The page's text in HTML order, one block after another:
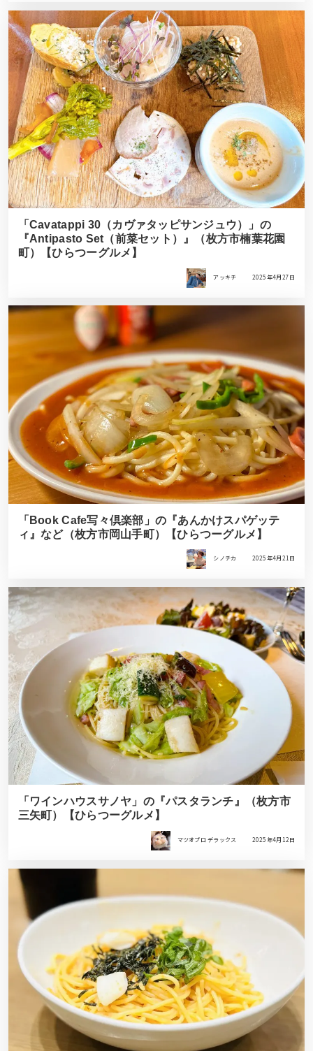
「Cavatappi 30（カヴァタッピサンジュウ）」の
『Antipasto Set（前菜セット）』（枚方市楠葉花園
町）【ひらつーグルメ】
アッキチ 2025年4月27日
「Book Cafe写々倶楽部」の『あんかけスパゲッテ
ィ』など（枚方市岡山手町）【ひらつーグルメ】
シノチカ 2025年4月21日
「ワインハウスサノヤ」の『パスタランチ』（枚方市
三矢町）【ひらつーグルメ】
マツオプロ デラックス 2025年4月12日